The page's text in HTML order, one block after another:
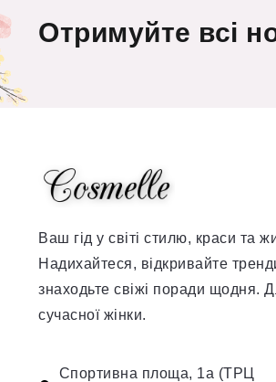
Отримуйте всі
Ваш гід у світі стилю, краси та
Надихайтеся, відкривайте
знаходьте свіжі поради щодня.
сучасної жінки.
Спортивна площа, 1а (ТРЦ